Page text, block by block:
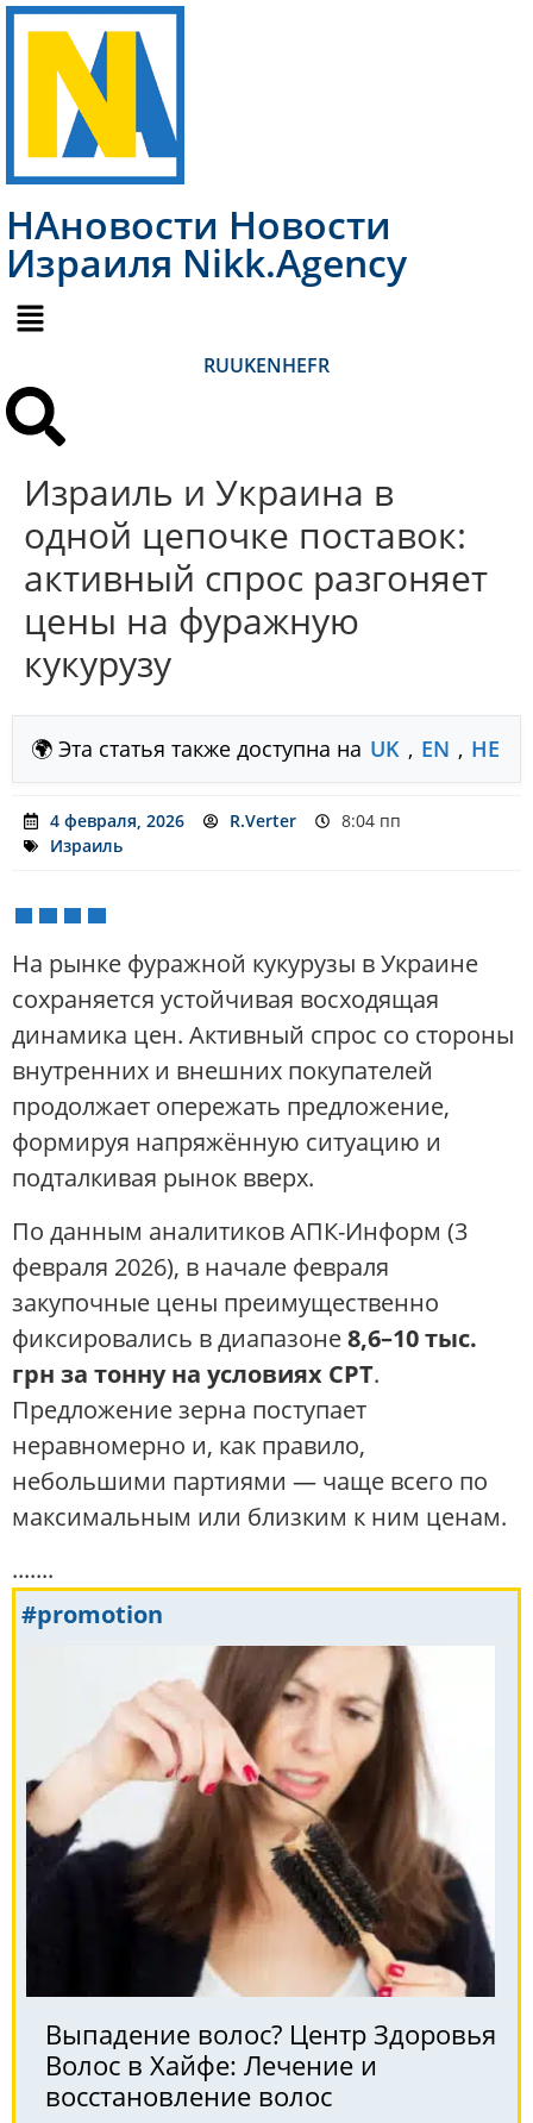
НАновости Новости
Израиля Nikk.Agency
RUUKENHEFR
Израиль и Украина в
одной цепочке поставок:
активный спрос разгоняет
цены на фуражную
кукурузу
🌍 Эта статья также доступна на UK , EN , HE
4 февраля, 2026 R.Verter
8:04 пп
Израиль
На рынке фуражной кукурузы в Украине
сохраняется устойчивая восходящая
динамика цен. Активный спрос со стороны
внутренних и внешних покупателей
продолжает опережать предложение,
формируя напряжённую ситуацию и
подталкивая рынок вверх.
По данным аналитиков АПК-Информ (3
февраля 2026), в начале февраля
закупочные цены преимущественно
фиксировались в диапазоне8,6–10 тыс.
грн за тонну на условиях СРТ.
Предложение зерна поступает
неравномерно и, как правило,
небольшими партиями — чаще всего по
максимальным или близким к ним ценам.
.......
#promotion
Выпадение волос? Центр Здоровья
Волос в Хайфе: Лечение и
восстановление волос